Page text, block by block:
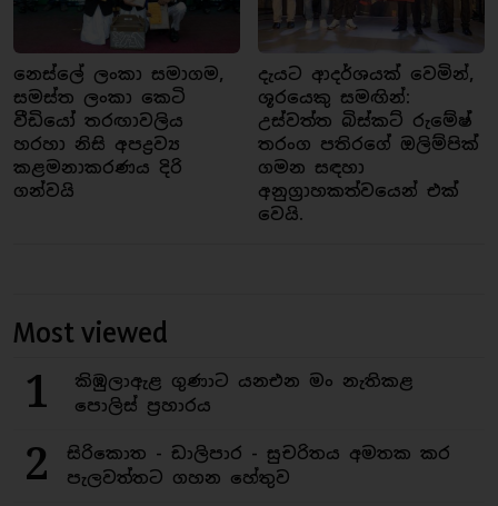
නෙස්ලේ ලංකා සමාගම,
සමස්ත ලංකා කෙටි
වීඩියෝ තරඟාවලිය
හරහා නිසි අපද්‍රව්‍ය
කළමනාකරණය දිරි
ගන්වයි
දැයට ආදර්ශයක් වෙමින්,
ශූරයෙකු සමඟින්:
උස්වත්ත බිස්කට් රුමේෂ්
තරංග පතිරගේ ඔලිම්පික්
ගමන සඳහා
අනුග්‍රාහකත්වයෙන් එක්
වෙයි.
Most viewed
1
කිඹුලාඇළ ගුණාට යනඑන මං නැතිකළ
පොලිස් ප්‍රහාරය
2
සිරිකොත - ඩාලිපාර - සුචරිතය අමතක කර
පැලවත්තට ගහන හේතුව